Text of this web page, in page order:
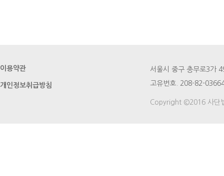
이용약관
개인정보취급방침
서울시 중구 충무로3가
고유번호. 208-82-
Copyright ©2016 사단